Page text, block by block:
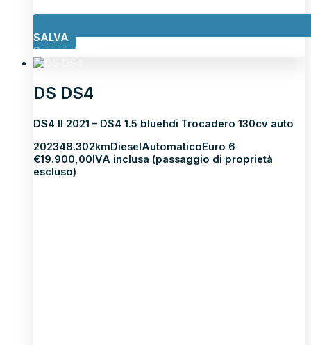
SALVA
Scopri di più
DS DS4
DS4 II 2021 – DS4 1.5 bluehdi Trocadero 130cv auto
202348.302kmDieselAutomaticoEuro 6
€19.900,00IVA inclusa (passaggio di proprietà
escluso)